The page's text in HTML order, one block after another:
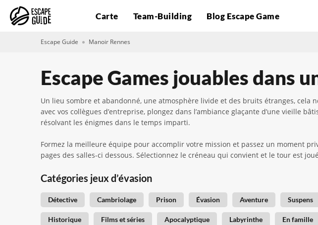
Carte Team-Building Blog Escape Game
Escape Guide Manoir Rennes
Escape Games jouables dans
Un lieu sombre et abandonné, une atmosphère livide et des bruits étranges, cela
avec vos collègues d’entreprise, plongez dans l’ambiance glaçante d’une vieille
résolvant les énigmes dans le temps imparti.
Formez la meilleure équipe pour accomplir votre mission et passez un moment
pages des salles-ci dessous. Sélectionnez le créneau qui convient et le tour est
Catégories jeux d’évasion
Détective Cambriolage Prison Évasion Aventure Suspens
Historique Films et séries Apocalyptique Labyrinthe En famille